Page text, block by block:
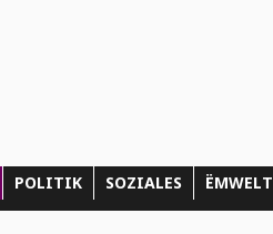
POLITIK SOZIALES ËMWELT